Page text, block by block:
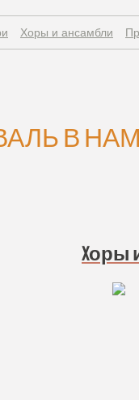
Xоры и ансамбли
В
Xоры